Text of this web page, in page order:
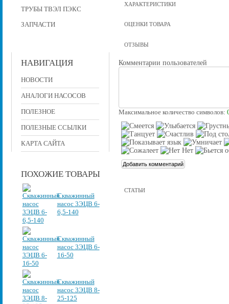
ТРУБЫ ТВЭЛ ПЭКС
ЗАПЧАСТИ
НАВИГАЦИЯ
НОВОСТИ
АНАЛОГИ НАСОСОВ
ПОЛЕЗНОЕ
ПОЛЕЗНЫЕ ССЫЛКИ
КАРТА САЙТА
ПОХОЖИЕ ТОВАРЫ
Скважинный
насос 3ЭЦВ 6-
6,5-140
Скважинный
насос 3ЭЦВ 6-
16-50
Скважинный
насос 3ЭЦВ 8-
25-125
ХАРАКТЕРИСТИКИ
ОЦЕНКИ ТОВАРА
ОТЗЫВЫ
Комментарии пользователей
Максимальное количество символов:
СТАТЬИ